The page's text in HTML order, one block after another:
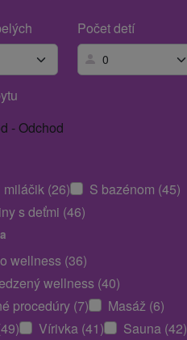
Počet detí
- Odchod
miláčik (26)
S bazénom (45)
s deťmi (46)
wellness (36)
wellness (40)
procedúry (7)
Masáž (6)
Vírivka (41)
Sauna (42)